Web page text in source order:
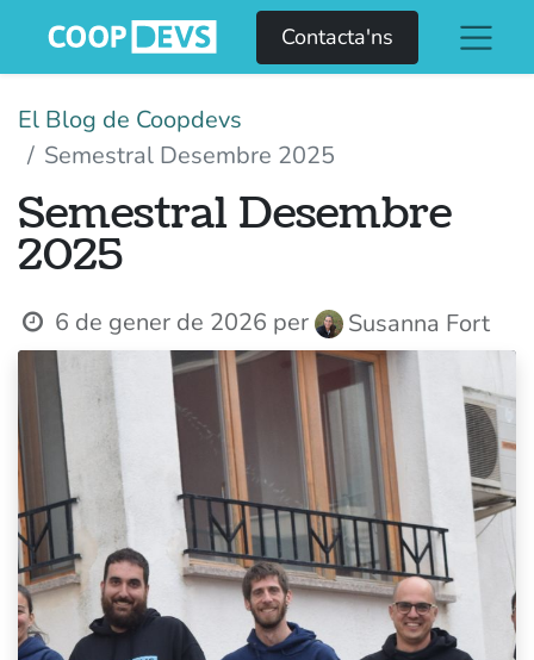
Contacta'ns
El Blog de Coopdevs
Semestral Desembre 2025
Semestral Desembre
2025
6 de gener de 2026 per Susanna Fort